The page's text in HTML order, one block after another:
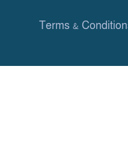
Terms &